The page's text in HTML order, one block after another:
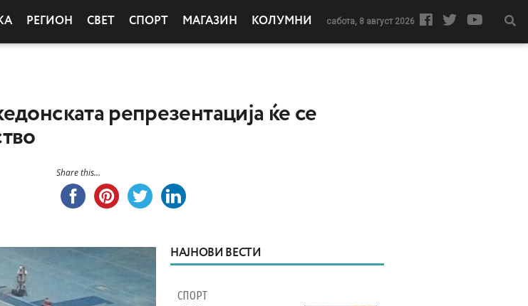
РЕГИОН СВЕТ СПОРТ МАГАЗИН КОЛУМНИ сабота, 8 август 2026
репрезентација ќе се
Share this...
НАЈНОВИ ВЕСТИ
СПОРТ